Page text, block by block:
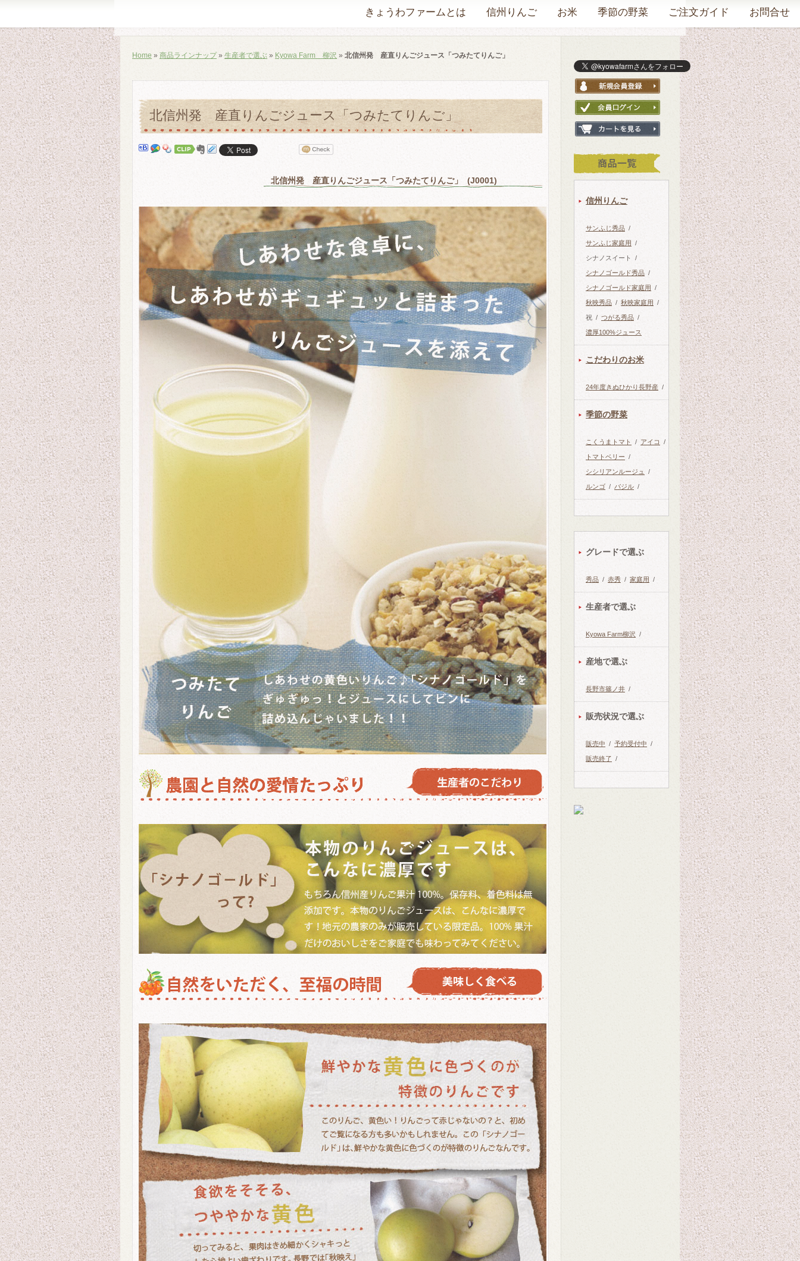
きょうわファームとは 信州りんご お米 季節の野菜 ご注文ガイド お問合せ
Home » 商品ラインナップ» 生産者で選ぶ » Kyowa Farm 柳沢 » 北信州発 産直りんごジュース「つみたてりんご」
北信州発 産直りんごジュース「つみたてりんご」
北信州発 産直りんごジュース「つみたてりんご」 (J0001)
信州りんご
サンふじ秀品 /
サンふじ家庭用 /
シナノスイート /
シナノゴールド秀品 /
シナノゴールド家庭用 /
秋映秀品 / 秋映家庭用 /
祝 / つがる秀品 /
濃厚100%ジュース
こだわりのお米
24年度きぬひかり長野産 /
季節の野菜
こくうまトマト / アイコ /
トマトベリー /
シシリアンルージュ /
ルンゴ / バジル /
グレードで選ぶ
秀品 / 赤秀 / 家庭用 /
生産者で選ぶ
Kyowa Farm柳沢 /
産地で選ぶ
長野市篠ノ井 /
販売状況で選ぶ
販売中 / 予約受付中 /
販売終了 /